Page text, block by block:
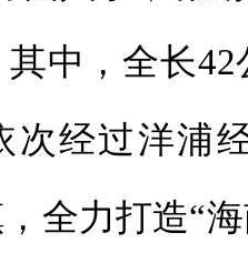
中，全长
次经过洋浦
全力打造“